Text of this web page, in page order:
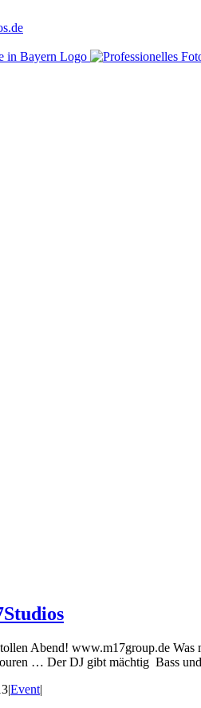
Abend! www.m17group.de
… Der DJ gibt mächtig Bass
|Event|